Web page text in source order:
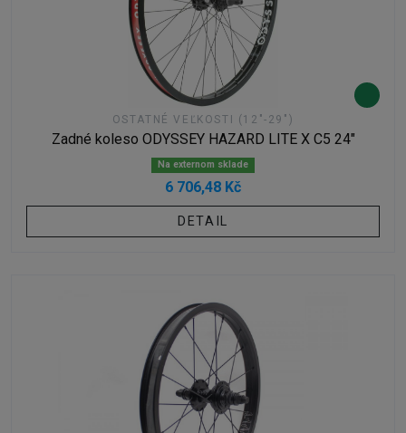
OSTATNÉ VEĽKOSTI (12"-29")
Zadné koleso ODYSSEY HAZARD LITE X C5 24"
Na externom sklade
6 706,48 Kč
DETAIL